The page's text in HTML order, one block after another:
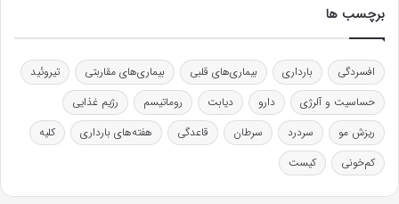
برچسب ها
افسردگی بارداری بیماری‌های قلبی بیماری‌های مقاربتی
تیروئید
حساسیت و آلرژی
دارو دیابت روماتیسم
رژیم غذایی
ریزش مو
سردرد سرطان قاعدگی هفته‌های بارداری
کلیه
کم‌خونی
کیست